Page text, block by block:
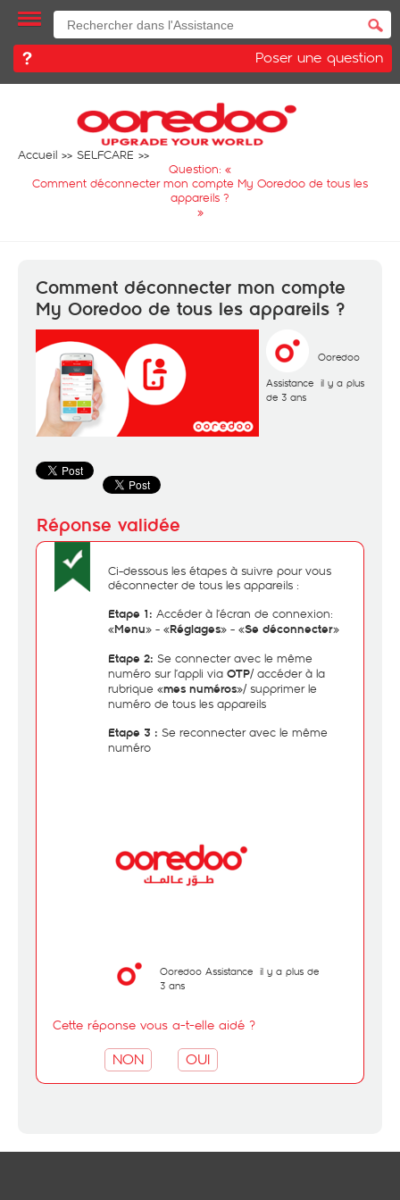
Poser une question
Accueil
SELFCARE
Question: «
Comment déconnecter mon compte My Ooredoo de tous les
appareils ?
»
Comment déconnecter mon compte
My Ooredoo de tous les appareils ?
Ooredoo
Assistance il y a plus
de 3 ans
Ci-dessous les étapes à suivre pour vous
déconnecter de tous les appareils :
Etape 1: Accéder à l’écran de connexion:
«Menu» - «Réglages» - «Se déconnecter»
Etape 2: Se connecter avec le même
numéro sur l’appli via OTP/ accéder à la
rubrique «mes numéros»/ supprimer le
numéro de tous les appareils
Etape 3 : Se reconnecter avec le même
numéro
Ooredoo Assistance il y a plus de
3 ans
Cette réponse vous a-t-elle aidé ?
NON OUI